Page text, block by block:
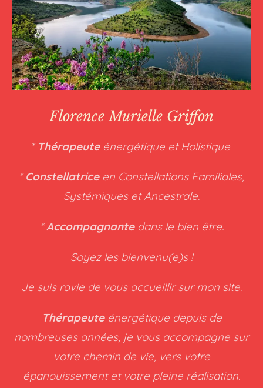
Florence Murielle Griffon
* Thérapeuteénergétique et Holistique
* Constellatriceen Constellations Familiales,
Systémiques et Ancestrale.
*Accompagnantedans le bien être.
Soyez les bienvenu(e)s !
Je suis ravie de vous accueillir sur mon site.
Thérapeuteénergétique depuis de
nombreuses années, je vous accompagne sur
votre chemin de vie, vers votre
épanouissement et votre pleine réalisation.